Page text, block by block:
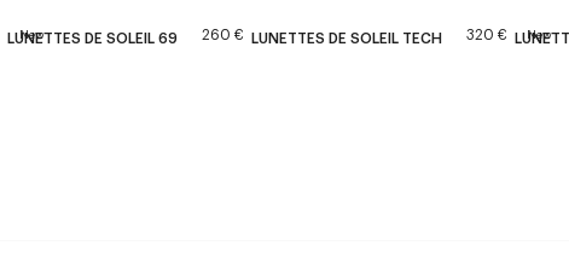
New
LUNETTES DE SOLEIL 69 260 € LUNETTES DE SOLEIL TECH 320 € New